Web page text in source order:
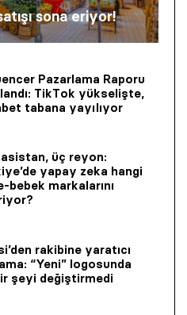
sona eriyor!
Pazarlama Raporu
TikTok yükselişte,
tabana yayılıyor
üç reyon:
yapay zeka hangi
bebek markalarını
rakibine yaratıcı
“Yeni” logosunda
şeyi değiştirmedi